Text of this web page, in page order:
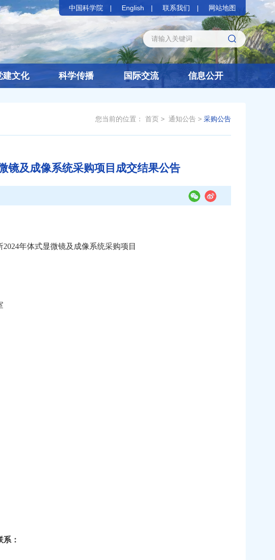
中国科学院 English 联系我们 网站地图
建文化 科学传播 国际交流 信息公开
您当前的位置： 首页 > 通知公告 > 采购公告
镜及成像系统采购项目成交结果公告
年体式显微镜及成像系统采购项目
：